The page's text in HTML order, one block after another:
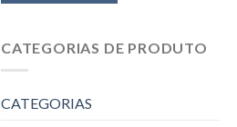
CATEGORIAS DE PRODUTO
CATEGORIAS